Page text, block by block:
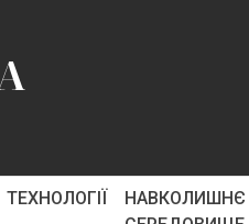
ТЕХНОЛОГІЇ
НАВКОЛИШНЄ